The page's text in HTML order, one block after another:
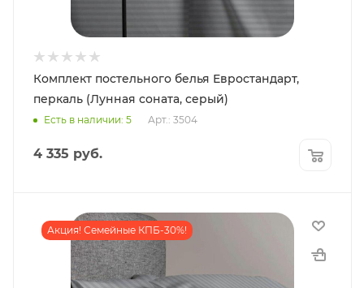
Комплект постельного белья Евростандарт,
перкаль (Лунная соната, серый)
Есть в наличии: 5 Арт.: 3504
4 335 руб.
Акция! Семейные КПБ-30%!